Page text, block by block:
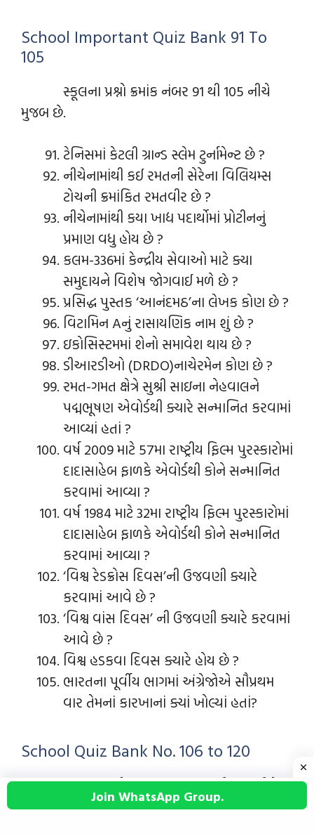
School Important Quiz Bank 91 To
105
સ્કૂલના પ્રશ્નો ક્રમાંક નંબર 91 થી 105 નીચે
મુજબ છે.
ટેનિસમાં કેટલી ગ્રાન્ડ સ્લેમ ટુર્નામેન્ટ છે ?
નીચેનામાંથી કઈ રમતની સેરેના વિલિયમ્સ
ટોચની ક્રમાંકિત રમતવીર છે ?
નીચેનામાંથી કયા ખાદ્ય પદાર્થોમાં પ્રોટીનનું
પ્રમાણ વધુ હોય છે ?
કલમ-336માં કેન્દ્રીય સેવાઓ માટે ક્યા
સમુદાયને વિશેષ જોગવાઈ મળે છે ?
પ્રસિદ્ધ પુસ્તક ‘આનંદમઠ’ના લેખક કોણ છે ?
વિટામિન Aનું રાસાયણિક નામ શું છે ?
ઇકોસિસ્ટમમાં શેનો સમાવેશ થાય છે ?
ડીઆરડીઓ (DRDO)નાચેરમેન કોણ છે ?
રમત-ગમત ક્ષેત્રે સુશ્રી સાઇના નેહવાલને
પદ્મભૂષણ એવોર્ડથી ક્યારે સન્માનિત કરવામાં
આવ્યાં હતાં ?
વર્ષ 2009 માટે 57મા રાષ્ટ્રીય ફિલ્મ પુરસ્કારોમાં
દાદાસાહેબ ફાળકે એવોર્ડથી કોને સન્માનિત
કરવામાં આવ્યા ?
વર્ષ 1984 માટે 32મા રાષ્ટ્રીય ફિલ્મ પુરસ્કારોમાં
દાદાસાહેબ ફાળકે એવોર્ડથી કોને સન્માનિત
કરવામાં આવ્યા ?
‘વિશ્વ રેડક્રોસ દિવસ’ની ઉજવણી ક્યારે
કરવામાં આવે છે ?
‘વિશ્વ વાંસ દિવસ’ ની ઉજવણી ક્યારે કરવામાં
આવે છે ?
વિશ્વ હડકવા દિવસ ક્યારે હોય છે ?
ભારતના પૂર્વીય ભાગમાં અંગ્રેજોએ સૌપ્રથમ
વાર તેમનાં કારખાનાં ક્યાં ખોલ્યાં હતાં?
School Quiz Bank No. 106 to 120
સ્કૂલના પ્રશ્નો ક્રમાંક નંબર 106 થી 120 નીચે
મુજબ છે.
Join WhatsApp Group.